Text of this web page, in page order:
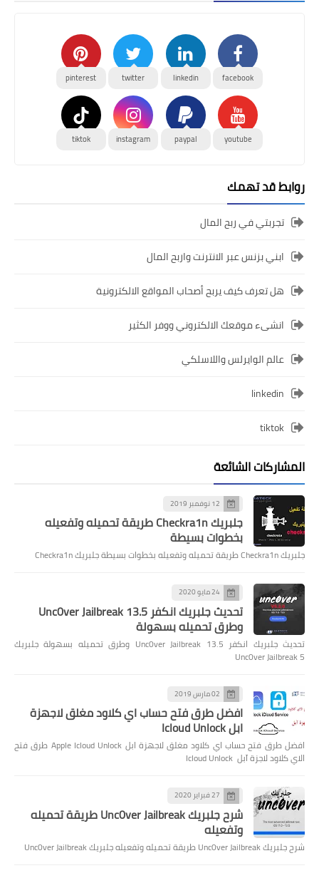
facebook
linkedin
twitter
pinterest
youtube
paypal
instagram
tiktok
روابط قد تهمك
تجربتي في ربح المال
ابني بزنس عبر الانترنت واربح المال
هل تعرف كيف يربح أصحاب المواقع الالكترونية
انشىء موقعك الالكتروني ووفر الكثير
عالم الوايرلس واللاسلكي
linkedin
tiktok
المشاركات الشائعة
12 نوفمبر 2019
جلبريك Checkra1n طريقة تحميله وتفعيله
بخطوات بسيطة
جلبريك Checkra1n طريقة تحميله وتفعيله بخطوات بسيطة جلبريك Checkra1n
24 مايو 2020
تحديث جلبريك انكفر Unc0ver Jailbreak 13.5
وطرق تحميله بسهولة
تحديث جلبريك انكفر Unc0ver Jailbreak 13.5 وطرق تحميله بسهولة جلبريك
Unc0ver Jailbreak 5
02 مارس 2019
افضل طرق فتح حساب اي كلاود مغلق لاجهزة
ابل Icloud Unlock
افضل طرق فتح حساب اي كلاود مغلق لاجهزة ابل Apple Icloud Unlock طرق فتح
الاي كلاود لاجزة آبل Icloud Unlock
27 فبراير 2020
شرح جلبريك Unc0ver Jailbreak طريقة تحميله
وتفعيله
شرح جلبريك Unc0ver Jailbreak طريقة تحميله وتفعيله جلبريك Unc0ver Jailbreak